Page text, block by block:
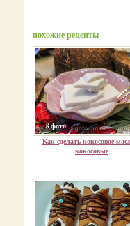
похожие рецепты
8 фото
Как сделать кокосовое
кокосовые